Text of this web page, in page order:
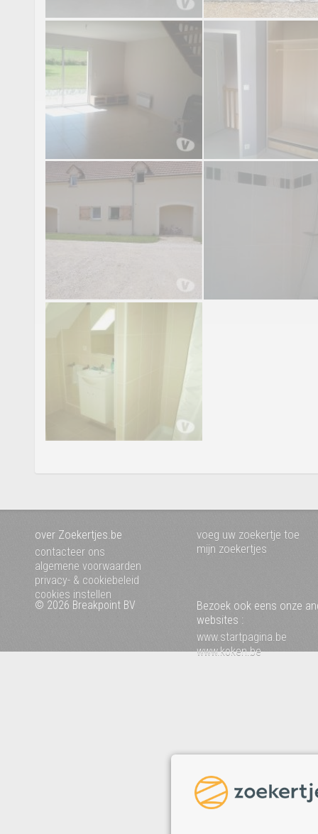
over Zoekertjes.be
contacteer ons
algemene voorwaarden
privacy- & cookiebeleid
cookies instellen
voeg uw zoekertje toe
mijn zoekertjes
© 2026 Breakpoint BV
Bezoek ook eens onze
websites :
www.startpagina.be
www.koken.be